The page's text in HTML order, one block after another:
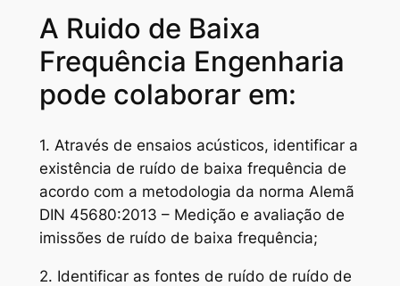
A Ruido de Baixa
Frequência Engenharia
pode colaborar em:
1. Através de ensaios acústicos, identificar a
existência de ruído de baixa frequência de
acordo com a metodologia da norma Alemã
DIN 45680:2013 – Medição e avaliação de
imissões de ruído de baixa frequência;
2. Identificar as fontes de ruído de ruído de